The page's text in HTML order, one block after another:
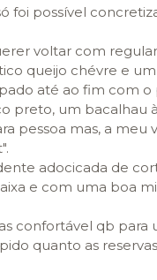
possível
voltar com
queijo chévre e
até ao fim com
preto, um
pessoa mas, a
adocicada de
e com uma boa
confortável qb para
quanto as